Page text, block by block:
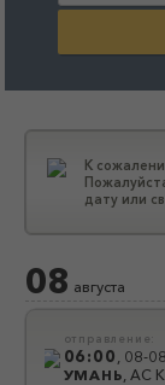
К
дату или
08 августа
отправление:
06:00 08-
УМАНЬ АС